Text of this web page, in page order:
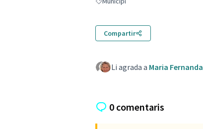
Resultats en filtrar per: Municipi
Compartir
Li agrada a Maria Fernanda
0 comentaris